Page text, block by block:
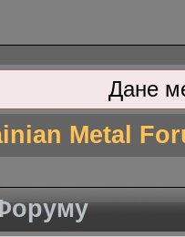
Дане
Metal